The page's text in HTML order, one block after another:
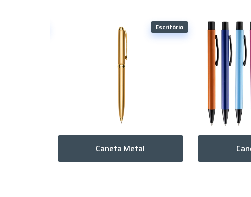
Escritório
Caneta Metal